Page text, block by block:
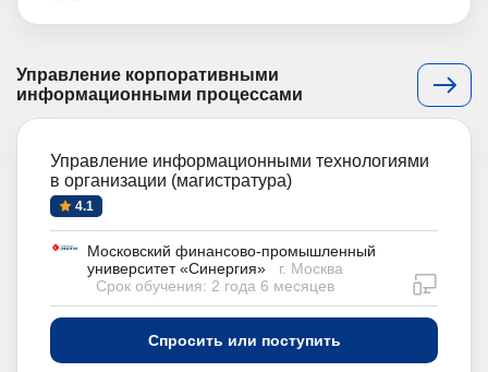
Управление корпоративными
информационными процессами
Управление информационными технологиями
в организации (магистратура)
4.1
Московский финансово-промышленный
университет «Синергия»
г. Москва
Срок обучения: 2 года 6 месяцев
Спросить или поступить